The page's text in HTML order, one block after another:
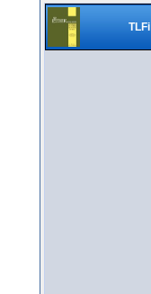
TLFi